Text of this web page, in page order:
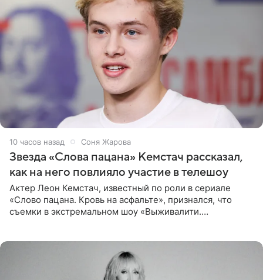
10 часов назад Соня Жарова
Звезда «Слова пацана» Кемстач рассказал,
как на него повлияло участие в телешоу
Актер Леон Кемстач, известный по роли в сериале
«Слово пацана. Кровь на асфальте», признался, что
съемки в экстремальном шоу «Выживалити.